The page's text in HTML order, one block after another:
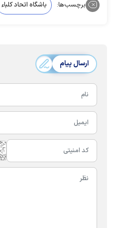
برچسب‌ها: باشگاه اتحاد کلباء
ارسال پیام